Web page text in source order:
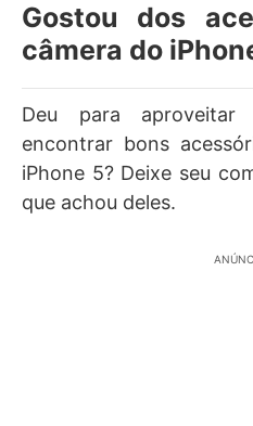
Gostou dos
câmera do
Deu para
encontrar bons
iPhone 5? Deixe seu
que achou deles.